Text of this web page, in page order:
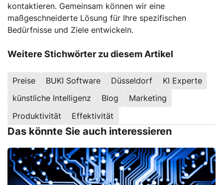
kontaktieren. Gemeinsam können wir eine
maßgeschneiderte Lösung für Ihre spezifischen
Bedürfnisse und Ziele entwickeln.
Weitere Stichwörter zu diesem Artikel
Preise BUKI Software Düsseldorf
KI Experte
künstliche Intelligenz
Blog
Marketing
Produktivität
Effektivität
Das könnte Sie auch interessieren